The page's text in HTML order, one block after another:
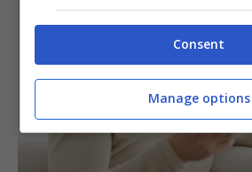
Consent
Manage options